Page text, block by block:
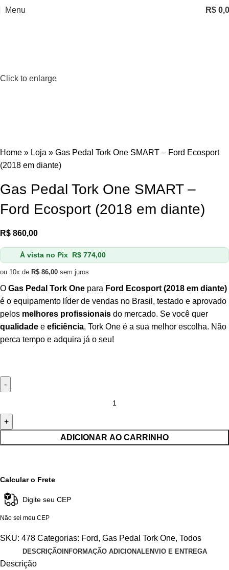
Menu R$
Click to enlarge
Home » Loja » Gas Pedal Tork One SMART – Ford Ecosport
(2018 em diante)
Gas Pedal Tork One SMART –
Ford Ecosport (2018 em diante)
R$ 860,00
À vista no Pix R$774,00
ou 10x de R$ 86,00 sem juros
O Gas Pedal Tork One para Ford Ecosport (2018 em diante)
é o equipamento líder de vendas no Brasil, testado e aprovado
pelos melhores profissionais do mercado. Se você quer
qualidade e eficiência, Tork One é a sua melhor escolha. Não
perca tempo e adquira já o seu!
ADICIONAR AO CARRINHO
Calcular o Frete
Não sei meu CEP
SKU: 478 Categorias: Ford, Gas Pedal Tork One, Todos
DESCRIÇÃOINFORMAÇÃO ADICIONALENVIO E ENTREGA
Descrição